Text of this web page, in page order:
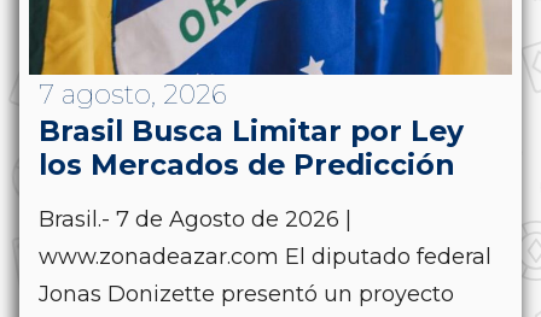
7 agosto, 2026
Brasil Busca Limitar por Ley
los Mercados de Predicción
Brasil.- 7 de Agosto de 2026 |
www.zonadeazar.com El diputado federal
Jonas Donizette presentó un proyecto